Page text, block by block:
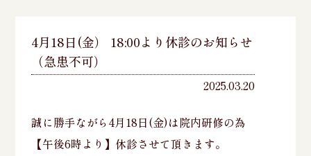
4月18日(金） 18:00より休診のお知らせ
（急患不可）
2025.03.20
誠に勝手ながら4月18日(金)は院内研修の為
【午後6時より】休診させて頂きます。